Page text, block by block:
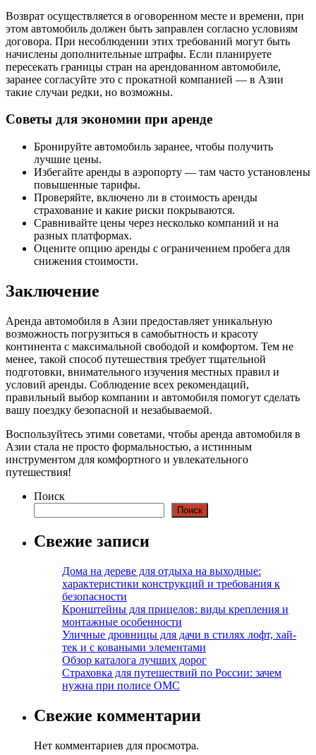
Возврат осуществляется в оговоренном месте и времени, при
этом автомобиль должен быть заправлен согласно условиям
договора. При несоблюдении этих требований могут быть
начислены дополнительные штрафы. Если планируете
пересекать границы стран на арендованном автомобиле,
заранее согласуйте это с прокатной компанией — в Азии
такие случаи редки, но возможны.
Советы для экономии при аренде
Бронируйте автомобиль заранее, чтобы получить
лучшие цены.
Избегайте аренды в аэропорту — там часто установлены
повышенные тарифы.
Проверяйте, включено ли в стоимость аренды
страхование и какие риски покрываются.
Сравнивайте цены через несколько компаний и на
разных платформах.
Оцените опцию аренды с ограничением пробега для
снижения стоимости.
Заключение
Аренда автомобиля в Азии предоставляет уникальную
возможность погрузиться в самобытность и красоту
континента с максимальной свободой и комфортом. Тем не
менее, такой способ путешествия требует тщательной
подготовки, внимательного изучения местных правил и
условий аренды. Соблюдение всех рекомендаций,
правильный выбор компании и автомобиля помогут сделать
вашу поездку безопасной и незабываемой.
Воспользуйтесь этими советами, чтобы аренда автомобиля в
Азии стала не просто формальностью, а истинным
инструментом для комфортного и увлекательного
путешествия!
Поиск
Поиск
Свежие записи
Дома на дереве для отдыха на выходные:
характеристики конструкций и требования к
безопасности
Кронштейны для прицелов: виды крепления и
монтажные особенности
Уличные дровницы для дачи в стилях лофт, хай-
тек и с коваными элементами
Обзор каталога лучших дорог
Страховка для путешествий по России: зачем
нужна при полисе ОМС
Свежие комментарии
Нет комментариев для просмотра.